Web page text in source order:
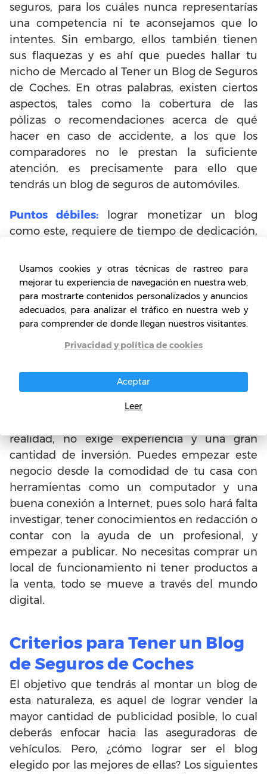
seguros, para los cuáles nunca representarías
una competencia ni te aconsejamos que lo
intentes. Sin embargo, ellos también tienen
sus flaquezas y es ahí que puedes hallar tu
nicho de Mercado al Tener un Blog de Seguros
de Coches. En otras palabras, existen ciertos
aspectos, tales como la cobertura de las
pólizas o recomendaciones acerca de qué
hacer en caso de accidente, a los que los
comparadores no le prestan la suficiente
atención, es precisamente para ello que
tendrás un blog de seguros de automóviles.
Puntos débiles:
lograr monetizar un blog
como este, requiere de tiempo de dedicación,
podremos obtener ganancias, realmente, con
una buena afluencia de público, lo que
requiere de mucho compromiso para realizar
publicaciones regularmente y así, poco a poco,
empezar a ser reconocido por los usuarios.
Existen muchas formas de atraer a los lectores,
encuentren contenido de calidad, así mismo
volverán a visitar el sitio.
realidad, no exige experiencia y una gran
cantidad de inversión. Puedes empezar este
negocio desde la comodidad de tu casa con
herramientas como un computador y una
buena conexión a Internet, pues solo hará falta
investigar, tener conocimientos en redacción o
contar con la ayuda de un profesional, y
empezar a publicar. No necesitas comprar un
local de funcionamiento ni tener productos a
la venta, todo se mueve a través del mundo
digital.
Criterios para Tener un Blog
de Seguros de Coches
El objetivo que tendrás al montar un blog de
esta naturaleza, es aquel de lograr vender la
mayor cantidad de publicidad posible, lo cual
deberás enfocar hacia las aseguradoras de
vehículos. Pero, ¿cómo lograr ser el blog
elegido por las mejores de ellas? Los siguientes
Usamos cookies y otras técnicas de rastreo para
mejorar tu experiencia de navegación en nuestra web,
para mostrarte contenidos personalizados y anuncios
adecuados, para analizar el tráfico en nuestra web y
para comprender de donde llegan nuestros visitantes.
Privacidad y política de cookies
Aceptar
Leer